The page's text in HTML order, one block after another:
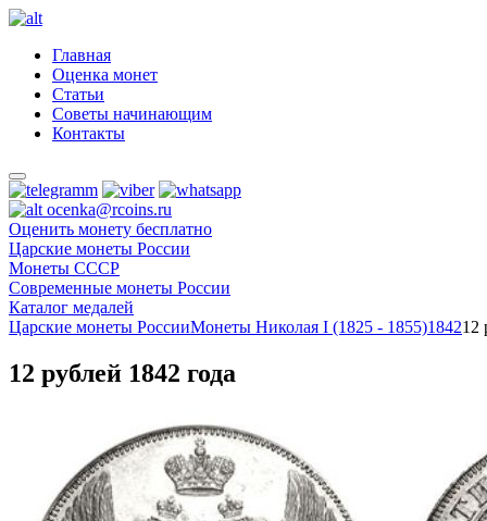
Главная
Оценка монет
Статьи
Советы начинающим
Контакты
ocenka@rcoins.ru
Оценить монету бесплатно
Царские монеты России
Монеты СССР
Современные монеты России
Каталог медалей
Царские монеты РоссииМонеты Николая I (1825 - 1855)184212
12 рублей 1842 года